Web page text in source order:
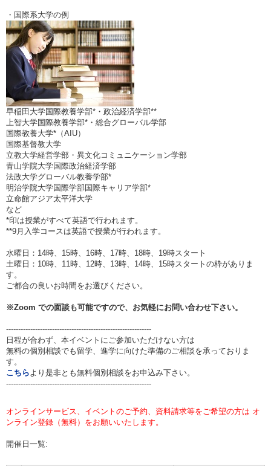
・国際系大学の例
早稲田大学国際教養学部*・政治経済学部**
上智大学国際教養学部*・総合グローバル学部
国際教養大学*（AIU）
国際基督教大学
立教大学経営学部・異文化コミュニケーション学部
青山学院大学国際政治経済学部
法政大学グローバル教養学部*
明治学院大学国際学部国際キャリア学部*
立命館アジア太平洋大学
など
*印は授業がすべて英語で行われます。
**9月入学コースは英語で授業が行われます。
水曜日：14時、15時、16時、17時、18時、19時スタート
土曜日：10時、11時、12時、13時、14時、15時スタートの枠がありま
す。
ご都合の良いお時間をお選びください。
※Zoom での面談も可能ですので、お気軽にお問い合わせ下さい。
------------------------------------------------------------
日程が合わず、本イベントにご参加いただけない方は
無料の個別相談でも留学、進学に向けた準備のご相談を承っておりま
す。
こちらより是非とも無料個別相談をお申込み下さい。
------------------------------------------------------------
オンラインサービス、イベントのご予約、資料請求等をご希望の方は オ
ンライン登録（無料）をお願いいたします。
開催日一覧: